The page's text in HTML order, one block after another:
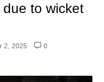
to wicket
2, 2025
0